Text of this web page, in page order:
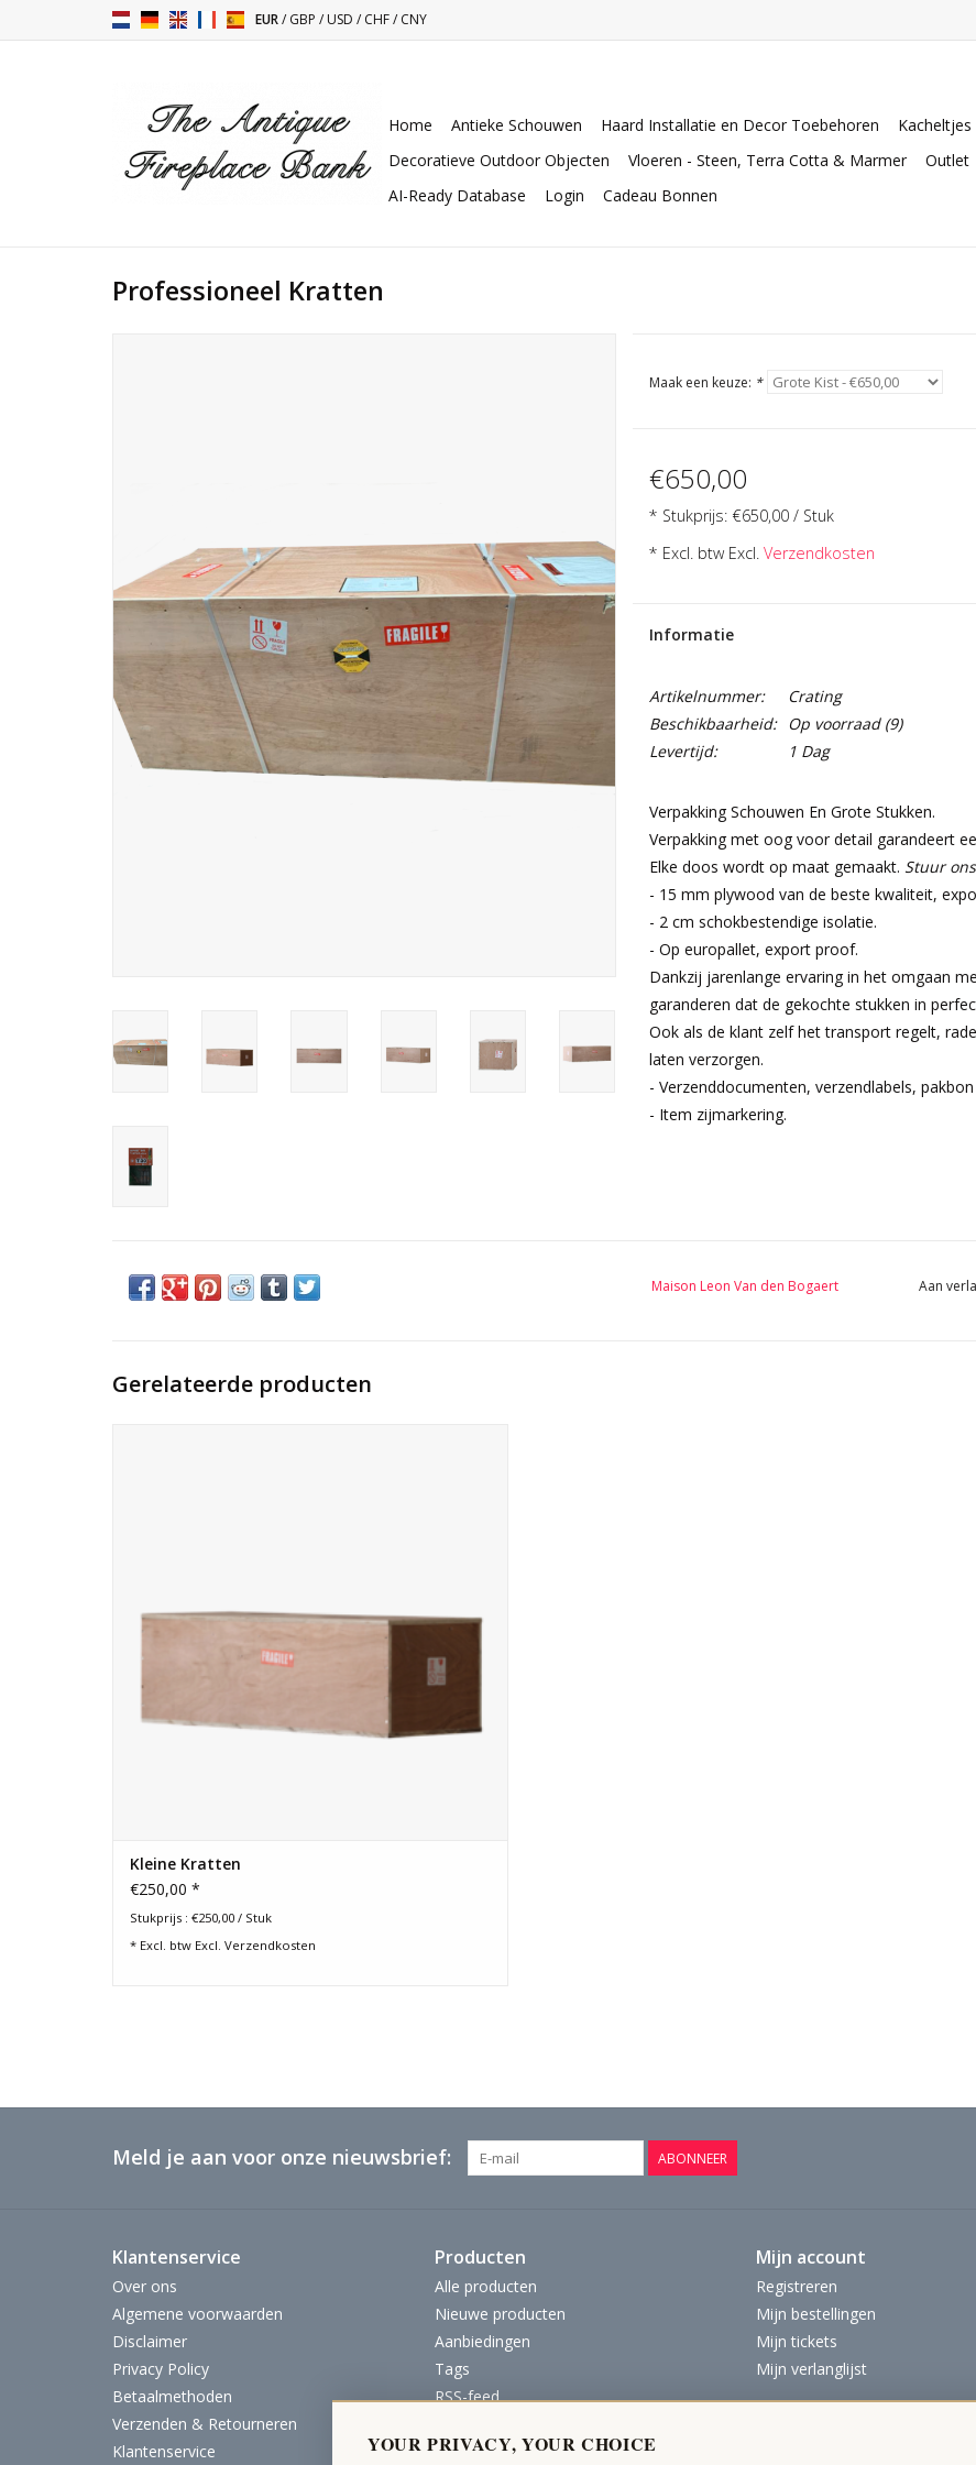
EUR/GBP /USD /CHF/CNY
Home Antieke Schouwen Haard Installatie en Decor Toebehoren Kacheltjes
Decoratieve Outdoor Objecten
Vloeren - Steen, Terra Cotta & Marmer Outlet
AI-Ready Database
Login Cadeau Bonnen
Professioneel Kratten
Maak een keuze: *
€650,00
* Stukprijs: €650,00 / Stuk
* Excl. btw Excl. Verzendkosten
Informatie
Artikelnummer:
Crating
Beschikbaarheid:
Op voorraad(9)
Levertijd:
1 Dag
Verpakking Schouwen En Grote Stukken.
Verpakking met oog voor detail garandeert
Elke doos wordt op maat gemaakt. Stuur
- 15 mm plywood van de beste kwaliteit,
- 2 cm schokbestendige isolatie.
- Op europallet, export proof.
Dankzij jarenlange ervaring in het omgaan
garanderen dat de gekochte stukken in
Ook als de klant zelf het transport regelt,
laten verzorgen.
- Verzenddocumenten, verzendlabels,
- Item zijmarkering.
Maison Leon Van den Bogaert Aan
Gerelateerde producten
Kleine Kratten
€250,00 *
Stukprijs : €250,00 / Stuk
* Excl. btw Excl. Verzendkosten
Meld je aan voor onze nieuwsbrief: ABONNEER
Klantenservice
Over ons
Algemene voorwaarden
Disclaimer
Privacy Policy
Betaalmethoden
Verzenden & Retourneren
Klantenservice
Producten
Alle producten
Nieuwe producten
Aanbiedingen
Tags
RSS-feed
Mijn account
Registreren
Mijn bestellingen
Mijn tickets
Mijn verlanglijst
YOUR PRIVACY, YOUR CHOICE